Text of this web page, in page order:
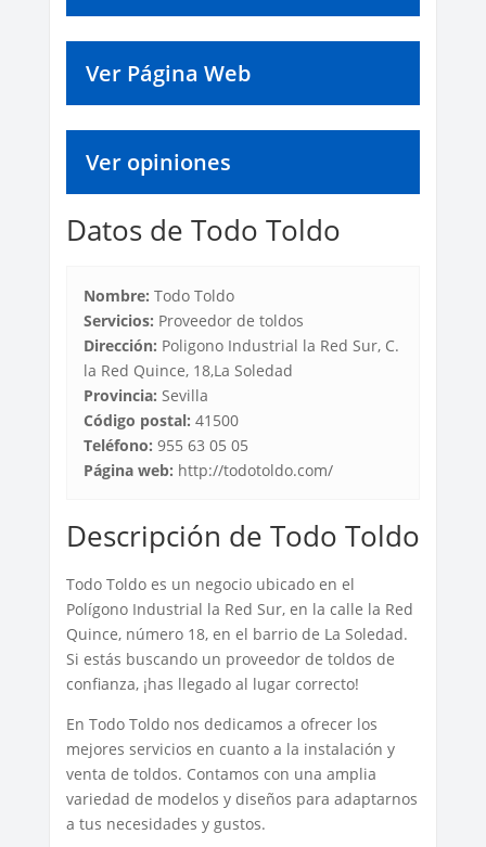
Ver Página Web
Ver opiniones
Datos de Todo Toldo
Nombre: Todo Toldo
Servicios: Proveedor de toldos
Dirección: Poligono Industrial la Red Sur, C.
la Red Quince, 18,La Soledad
Provincia: Sevilla
Código postal: 41500
Teléfono: 955 63 05 05
Página web: http://todotoldo.com/
Descripción de Todo Toldo
Todo Toldo es un negocio ubicado en el
Polígono Industrial la Red Sur, en la calle la Red
Quince, número 18, en el barrio de La Soledad.
Si estás buscando un proveedor de toldos de
confianza, ¡has llegado al lugar correcto!
En Todo Toldo nos dedicamos a ofrecer los
mejores servicios en cuanto a la instalación y
venta de toldos. Contamos con una amplia
variedad de modelos y diseños para adaptarnos
a tus necesidades y gustos.